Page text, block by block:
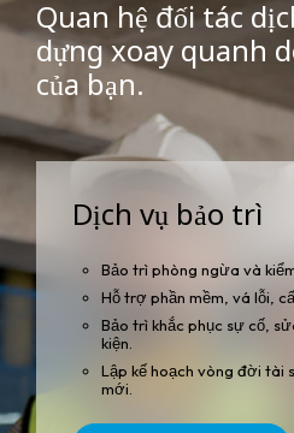
Quan hệ đối tác
dựng xoay quanh
của bạn.
Dịch vụ bảo trì
Bảo trì phòng ngừa và
Hỗ trợ phần mềm, vá lỗi,
Bảo trì khắc phục sự cố,
kiện.
Lập kế hoạch vòng đời tài
mới.